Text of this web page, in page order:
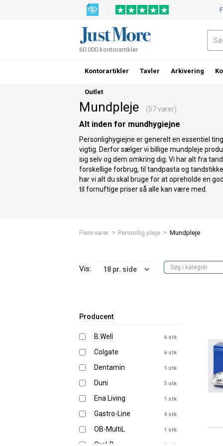
Mundpleje (57 varer)
Alt inden for mundhygiejne
Personlighygiejne er generelt en essentiel
vigtig. Derfor sælger vi billige mundpleje
sig selv og dem omkring dig. Vi har alt fra
forskellige forbrug, til tandpasta og
har vi alt du skal bruge for at opreholde en
til fornuftige priser så alle kan være med.
Flere varer > Personlig pleje > Mundpleje
Vis:
Producent
B.Well 6 stk
Colgate 6 stk
Dentamin 1 stk
Duni 3 stk
Ena Living 1 stk
Gastro-Line 4 stk
OB-MultiL 1 stk
60.000 kontorartikler
Kontorartikler Tavler Arkivering
Outlet